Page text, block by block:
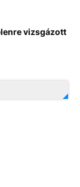
vizsgázott